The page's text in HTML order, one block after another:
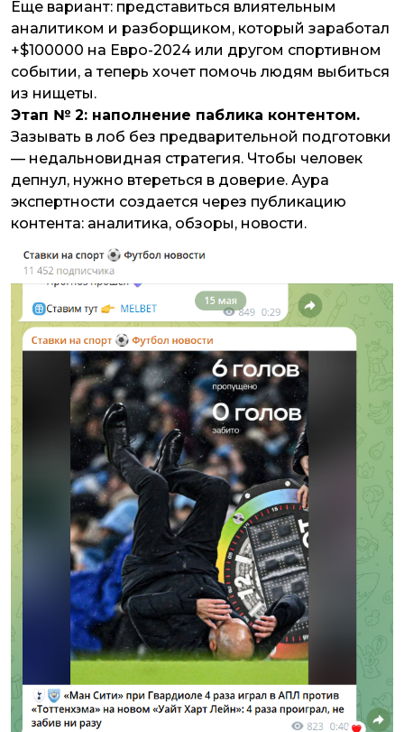
Еще вариант: представиться влиятельным
аналитиком и разборщиком, который заработал
+$100000 на Евро-2024 или другом спортивном
событии, а теперь хочет помочь людям выбиться
из нищеты.
Этап № 2: наполнение паблика контентом.
Зазывать в лоб без предварительной подготовки
— недальновидная стратегия. Чтобы человек
депнул, нужно втереться в доверие. Аура
экспертности создается через публикацию
контента: аналитика, обзоры, новости.